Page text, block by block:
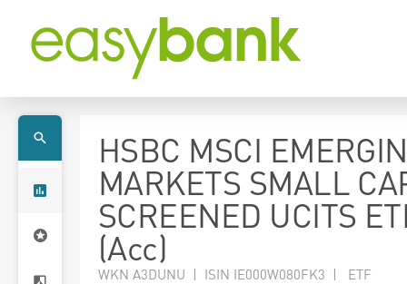
HSBC MSCI
MARKETS SMALL
SCREENED UCITS
(Acc)
WKN A3DUNU | ISIN IE000W080FK3 | ETF